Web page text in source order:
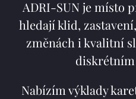
ADRI-SUN je místo
hledají klid,
změnách i kvalitní
Nabízím výklady